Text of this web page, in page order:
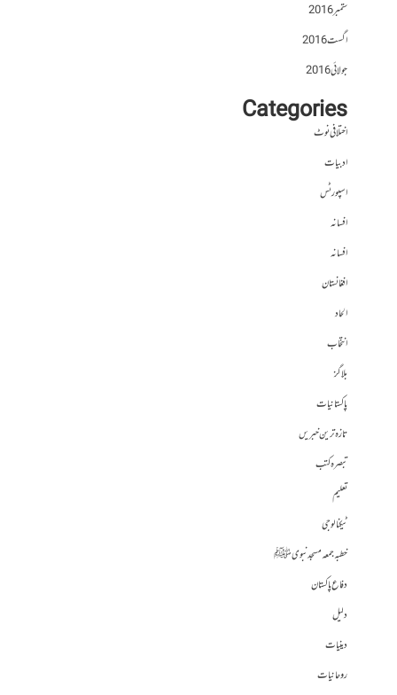
ستمبر 2016
اگست 2016
جولائی 2016
Categories
اختلافی نوٹ
ادبیات
اسپورٹس
افسانہ
افسانہ
افغانستان
الحاد
انتخاب
بلاگز
پاکستانیات
تازہ ترین خبریں
تبصرہ کتب
تعلیم
ٹیکنالوجی
خطبہ جمعہ مسجد نبوی ﷺ
دفاع پاکستان
دلیل
دینیات
روحانیات